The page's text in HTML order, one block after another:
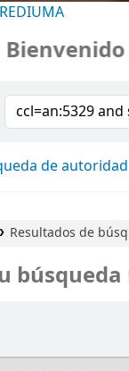
REDIUMA
Buscar en el
de autoridad
Resultados de